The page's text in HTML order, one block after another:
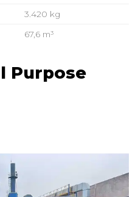
3.420 kg
67,6 m³
Purpose